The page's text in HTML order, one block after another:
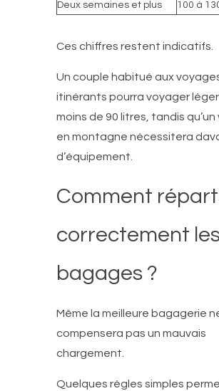
Deux semaines et plus 100 à
Ces chiffres restent indicatifs.
Un couple habitué aux
itinérants pourra voyager
moins de 90 litres, tandis
en montagne nécessitera
d’équipement.
Comment
correctement
bagages ?
Même la meilleure bagagerie
compensera pas un mauvais
chargement.
Quelques règles simples